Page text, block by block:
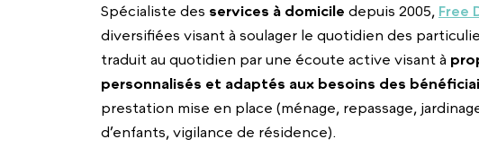
Spécialiste des services à domicile depuis 2005, Free
diversifiées visant à soulager le quotidien des
traduit au quotidien par une écoute active visant à
personnalisés et adaptés aux besoins des
prestation mise en place (ménage, repassage,
d’enfants, vigilance de résidence).